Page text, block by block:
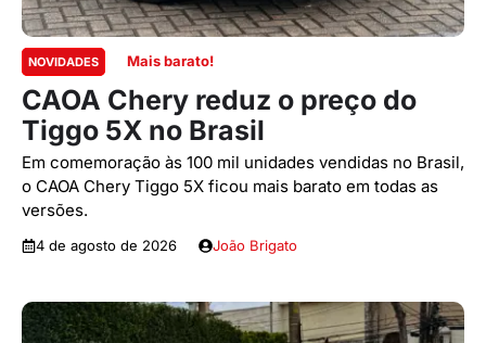
NOVIDADES Mais barato!
CAOA Chery reduz o preço do
Tiggo 5X no Brasil
Em comemoração às 100 mil unidades vendidas no Brasil,
o CAOA Chery Tiggo 5X ficou mais barato em todas as
versões.
4 de agosto de 2026 João Brigato